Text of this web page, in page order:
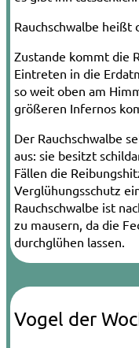
Rauchschwalbe heißt
Zustande kommt die
Eintreten in die
so weit oben am
größeren Infernos
Der Rauchschwalbe
aus: sie besitzt
Fällen die
Verglühungsschutz
Rauchschwalbe ist
zu mausern, da die
durchglühen lassen.
Vogel der